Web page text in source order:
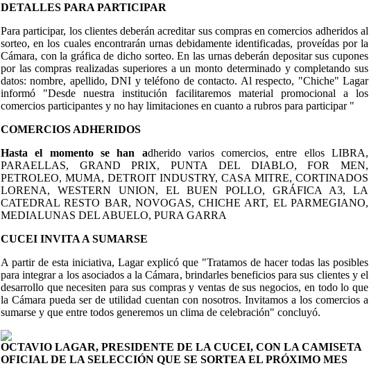
DETALLES PARA PARTICIPAR
Para participar, los clientes deberán acreditar sus compras en comercios adheridos al
sorteo, en los cuales encontrarán urnas debidamente identificadas, proveídas por la
Cámara, con la gráfica de dicho sorteo. En las urnas deberán depositar sus cupones
por las compras realizadas superiores a un monto determinado y completando sus
datos: nombre, apellido, DNI y teléfono de contacto. Al respecto, "Chiche" Lagar
informó "Desde nuestra institución facilitaremos material promocional a los
comercios participantes y no hay limitaciones en cuanto a rubros para participar "
COMERCIOS ADHERIDOS
Hasta el momento se han adherido varios comercios, entre ellos LIBRA,
PARAELLAS, GRAND PRIX, PUNTA DEL DIABLO, FOR MEN,
PETROLEO, MUMA, DETROIT INDUSTRY, CASA MITRE, CORTINADOS
LORENA, WESTERN UNION, EL BUEN POLLO, GRÁFICA A3, LA
CATEDRAL RESTO BAR, NOVOGAS, CHICHE ART, EL PARMEGIANO,
MEDIALUNAS DEL ABUELO, PURA GARRA
CUCEI INVITA A SUMARSE
A partir de esta iniciativa, Lagar explicó que "Tratamos de hacer todas las posibles
para integrar a los asociados a la Cámara, brindarles beneficios para sus clientes y el
desarrollo que necesiten para sus compras y ventas de sus negocios, en todo lo que
la Cámara pueda ser de utilidad cuentan con nosotros. Invitamos a los comercios a
sumarse y que entre todos generemos un clima de celebración" concluyó.
OCTAVIO LAGAR, PRESIDENTE DE LA CUCEI, CON LA CAMISETA
OFICIAL DE LA SELECCIÓN QUE SE SORTEA EL PRÓXIMO MES